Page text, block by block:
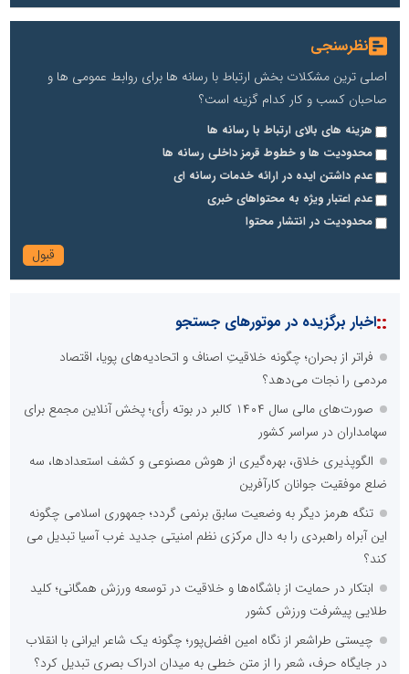
نظرسنجی
اصلی ترین مشکلات بخش ارتباط با رسانه ها برای روابط عمومی ها و
صاحبان کسب و کار کدام گزینه است؟
هزینه های بالای ارتباط با رسانه ها
محدودیت ها و خطوط قرمز داخلی رسانه ها
عدم داشتن ایده در ارائه خدمات رسانه ای
عدم اعتبار ویژه به محتواهای خبری
محدودیت در انتشار محتوا
::اخبار برگزیده در موتورهای جستجو
فراتر از بحران؛ چگونه خلاقیتِ اصناف و اتحادیه‌های پویا، اقتصاد
مردمی را نجات می‌دهد؟
صورت‌های مالی سال ۱۴۰۴ کالبر در بوته رأی؛ پخش آنلاین مجمع برای
سهامداران در سراسر کشور
الگوپذیری خلاق، بهره‌گیری از هوش مصنوعی و کشف استعدادها، سه
ضلع موفقیت جوانان کارآفرین
تنگه هرمز دیگر به وضعیت سابق برنمی گردد؛ جمهوری اسلامی چگونه
این آبراه راهبردی را به دال مرکزی نظم امنیتی جدید غرب آسیا تبدیل می
کند؟
ابتکار در حمایت از باشگاه‌ها و خلاقیت در توسعه ورزش همگانی؛ کلید
طلایی پیشرفت ورزش کشور
چیستی طراشعر از نگاه امین افضل‌پور؛ چگونه یک شاعر ایرانی با انقلاب
در جایگاه حرف، شعر را از متن خطی به میدان ادراک بصری تبدیل کرد؟